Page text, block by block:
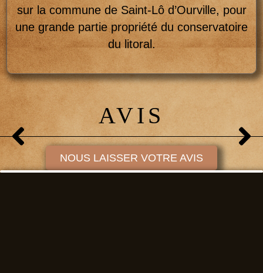
sur la commune de Saint-Lô d’Ourville, pour
une grande partie propriété du conservatoire
du litoral.
AVIS
NOUS LAISSER VOTRE AVIS